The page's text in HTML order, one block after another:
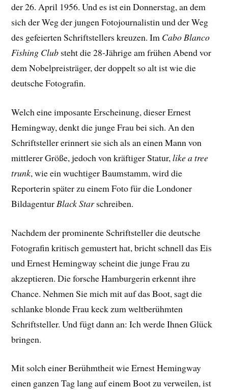
der 26. April 1956. Und es ist ein Donnerstag, an dem
sich der Weg der jungen Fotojournalistin und der Weg
des gefeierten Schriftstellers kreuzen. Im Cabo Blanco
Fishing Club steht die 28-Jährige am frühen Abend vor
dem Nobelpreisträger, der doppelt so alt ist wie die
deutsche Fotografin.
Welch eine imposante Erscheinung, dieser Ernest
Hemingway, denkt die junge Frau bei sich. An den
Schriftsteller erinnert sie sich als an einen Mann von
mittlerer Größe, jedoch von kräftiger Statur,like a tree
trunk, wie ein wuchtiger Baumstamm, wird die
Reporterin später zu einem Foto für die Londoner
BildagenturBlack Starschreiben.
Nachdem der prominente Schriftsteller die deutsche
Fotografin kritisch gemustert hat, bricht schnell das Eis
und Ernest Hemingway scheint die junge Frau zu
akzeptieren. Die forsche Hamburgerin erkennt ihre
Chance. Nehmen Sie mich mit auf das Boot, sagt die
schlanke blonde Frau keck zum weltberühmten
Schriftsteller. Und fügt dann an: Ich werde Ihnen Glück
bringen.
Mit solch einer Berühmtheit wie Ernest Hemingway
einen ganzen Tag lang auf einem Boot zu verweilen, ist